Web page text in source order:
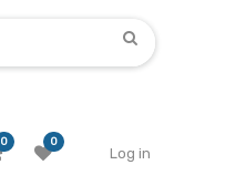
0 0
Log in